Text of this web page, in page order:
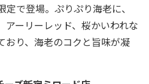
で登場。ぷりぷり海老に、
アーリーレッド、桜かいわれな
おり、海老のコクと旨味が凝